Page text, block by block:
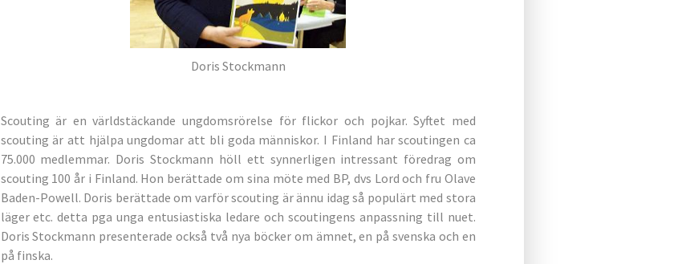
Doris Stockmann
Scouting är en världstäckande ungdomsrörelse för flickor och pojkar. Syftet med
scouting är att hjälpa ungdomar att bli goda människor. I Finland har scoutingen ca
75.000 medlemmar. Doris Stockmann höll ett synnerligen intressant föredrag om
scouting 100 år i Finland. Hon berättade om sina möte med BP, dvs Lord och fru Olave
Baden-Powell. Doris berättade om varför scouting är ännu idag så populärt med stora
läger etc. detta pga unga entusiastiska ledare och scoutingens anpassning till nuet.
Doris Stockmann presenterade också två nya böcker om ämnet, en på svenska och en
på finska.